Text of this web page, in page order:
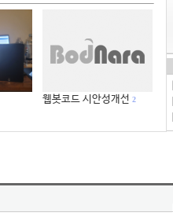
웹봇코드 시안성개선 2